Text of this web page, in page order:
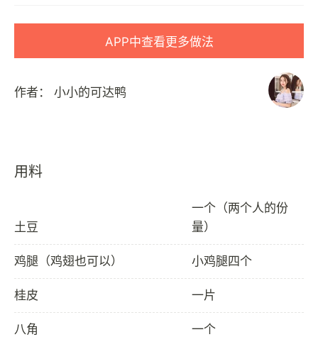
APP中查看更多做法
作者： 小小的可达鸭
用料
土豆
一个（两个人的份
量）
鸡腿（鸡翅也可以） 小鸡腿四个
桂皮 一片
八角 一个